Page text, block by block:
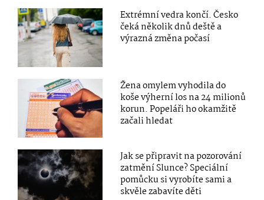
Extrémní vedra končí. Česko
čeká několik dnů deště a
výrazná změna počasí
Žena omylem vyhodila do
koše výherní los na 24 milionů
korun. Popeláři ho okamžitě
začali hledat
Jak se připravit na pozorování
zatmění Slunce? Speciální
pomůcku si vyrobíte sami a
skvěle zabavíte děti